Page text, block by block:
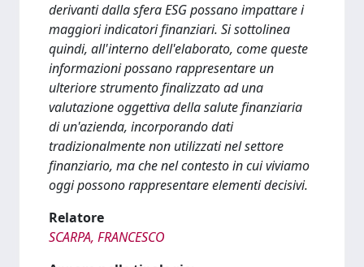
derivanti dalla sfera ESG possano impattare i
maggiori indicatori finanziari. Si sottolinea
quindi, all'interno dell'elaborato, come queste
informazioni possano rappresentare un
ulteriore strumento finalizzato ad una
valutazione oggettiva della salute finanziaria
di un'azienda, incorporando dati
tradizionalmente non utilizzati nel settore
finanziario, ma che nel contesto in cui viviamo
oggi possono rappresentare elementi decisivi.
Relatore
SCARPA, FRANCESCO